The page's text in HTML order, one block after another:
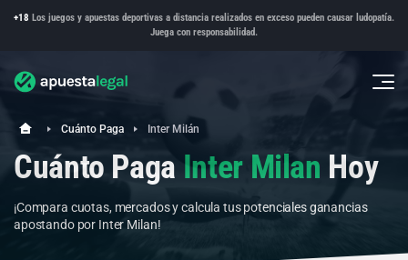
+18 Los juegos y apuestas deportivas a distancia realizados en exceso pueden causar ludopatía.
Juega con responsabilidad.
Cuánto Paga Inter Milán
Cuánto Paga Inter Milan Hoy
¡Compara cuotas, mercados y calcula tus potenciales ganancias
apostando por Inter Milan!